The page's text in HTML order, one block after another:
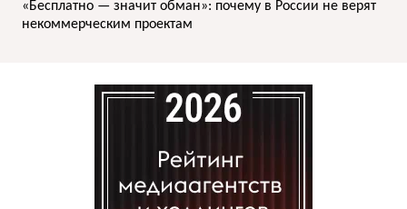
«Бесплатно — значит обман»: почему в России не верят
некоммерческим проектам